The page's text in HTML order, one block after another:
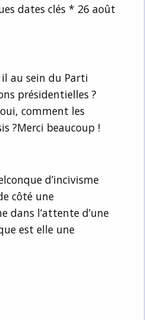
dates clés * 26 août
au sein du Parti
présidentielles ?
comment les
?Merci beaucoup !
d’incivisme
côté une
l’attente d’une
est elle une